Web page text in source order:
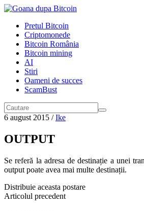
Pretul Bitcoin
Criptomonede
Bitcoin România
Bitcoin mining
AI
Stiri
Oameni de succes
ScamBust
6 august 2015 / Ike
OUTPUT
Se referă la adresa de destinație a unei
output poate avea mai multe destinații.
Distribuie aceasta postare
Articolul precedent